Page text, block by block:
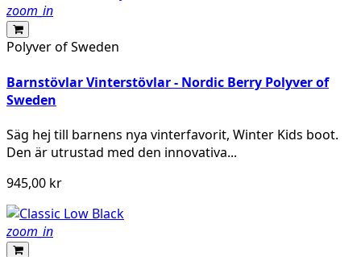
zoom_in
Polyver of Sweden
Barnstövlar Vinterstövlar - Nordic Berry Polyver of
Sweden
Säg hej till barnens nya vinterfavorit, Winter Kids boot.
Den är utrustad med den innovativa...
945,00 kr
zoom_in